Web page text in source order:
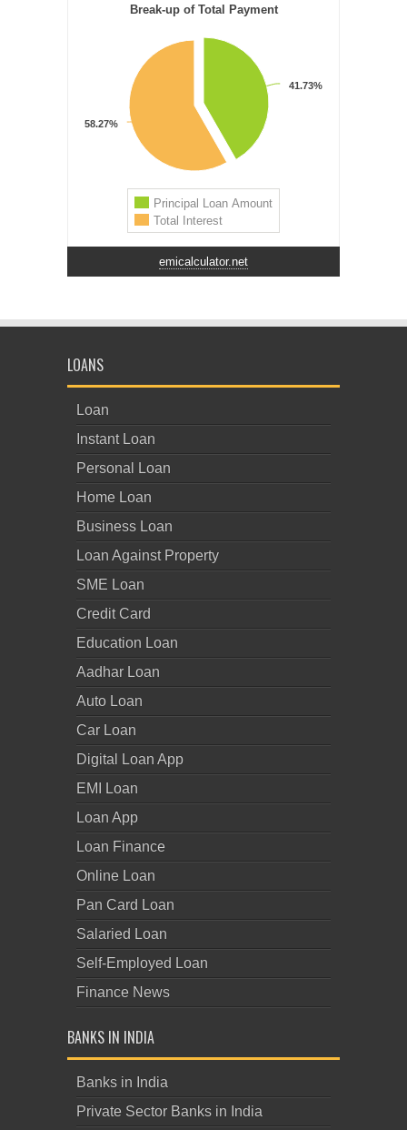
emicalculator.net
LOANS
Loan
Instant Loan
Personal Loan
Home Loan
Business Loan
Loan Against Property
SME Loan
Credit Card
Education Loan
Aadhar Loan
Auto Loan
Car Loan
Digital Loan App
EMI Loan
Loan App
Loan Finance
Online Loan
Pan Card Loan
Salaried Loan
Self-Employed Loan
Finance News
BANKS IN INDIA
Banks in India
Private Sector Banks in India